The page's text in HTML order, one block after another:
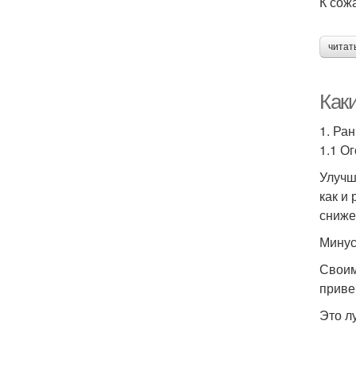
1.
1.1
как и
Это